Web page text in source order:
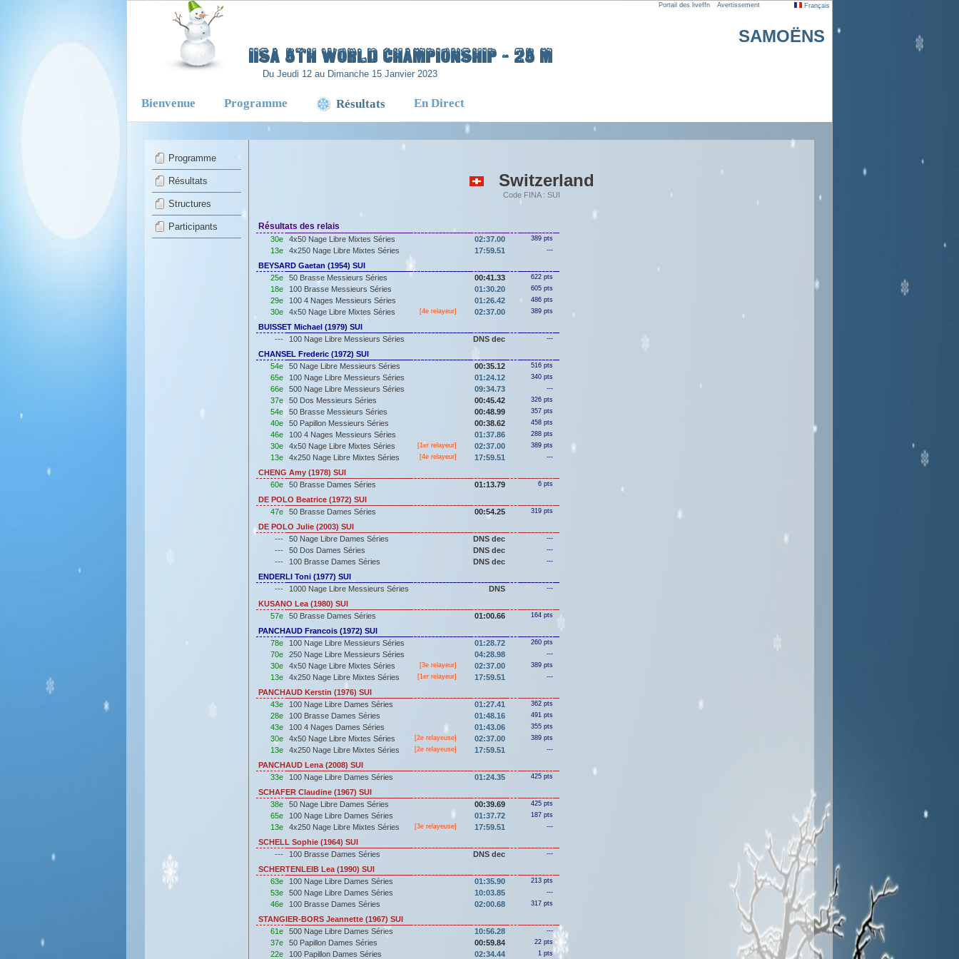
Portail des liveffn Avertissement Français
SAMOËNS
IISA 5TH WORLD CHAMPIONSHIP - 25 m
Du Jeudi 12 au Dimanche 15 Janvier 2023
Bienvenue Programme Résultats En Direct
Programme
Résultats
Structures
Participants
Switzerland
Code FINA : SUI
Résultats des relais
30e 4x50 Nage Libre Mixtes Séries 02:37.00 389 pts
13e 4x250 Nage Libre Mixtes Séries 17:59.51 ---
BEYSARD Gaetan (1954) SUI
25e
50 Brasse Messieurs Séries 00:41.33 622 pts
18e 100 Brasse Messieurs Séries 01:30.20 605 pts
29e 100 4 Nages Messieurs Séries 01:26.42 486 pts
30e 4x50 Nage Libre Mixtes Séries [4e relayeur] 02:37.00 389 pts
BUISSET Michael (1979) SUI
---
100 Nage Libre Messieurs Séries DNS dec ---
CHANSEL Frederic (1972) SUI
54e
50 Nage Libre Messieurs Séries 00:35.12 516 pts
65e 100 Nage Libre Messieurs Séries 01:24.12 340 pts
66e 500 Nage Libre Messieurs Séries 09:34.73 ---
37e 50 Dos Messieurs Séries 00:45.42 326 pts
54e 50 Brasse Messieurs Séries 00:48.99 357 pts
40e 50 Papillon Messieurs Séries 00:38.62 458 pts
46e 100 4 Nages Messieurs Séries 01:37.86 288 pts
30e 4x50 Nage Libre Mixtes Séries [1er relayeur] 02:37.00 389 pts
13e 4x250 Nage Libre Mixtes Séries [4e relayeur] 17:59.51 ---
CHENG Amy (1978) SUI
60e
50 Brasse Dames Séries 01:13.79 6 pts
DE POLO Beatrice (1972) SUI
47e
50 Brasse Dames Séries 00:54.25 319 pts
DE POLO Julie (2003) SUI
---
50 Nage Libre Dames Séries DNS dec ---
--- 50 Dos Dames Séries DNS dec ---
--- 100 Brasse Dames Séries DNS dec ---
ENDERLI Toni (1977) SUI
---
1000 Nage Libre Messieurs Séries DNS ---
KUSANO Lea (1980) SUI
57e
50 Brasse Dames Séries 01:00.66 164 pts
PANCHAUD Francois (1972) SUI
78e
100 Nage Libre Messieurs Séries 01:28.72 260 pts
70e 250 Nage Libre Messieurs Séries 04:28.98 ---
30e 4x50 Nage Libre Mixtes Séries [3e relayeur] 02:37.00 389 pts
13e 4x250 Nage Libre Mixtes Séries [1er relayeur] 17:59.51 ---
PANCHAUD Kerstin (1976) SUI
43e
100 Nage Libre Dames Séries 01:27.41 362 pts
28e 100 Brasse Dames Séries 01:48.16 491 pts
43e 100 4 Nages Dames Séries 01:43.06 355 pts
30e 4x50 Nage Libre Mixtes Séries [2e relayeuse] 02:37.00 389 pts
13e 4x250 Nage Libre Mixtes Séries [2e relayeuse] 17:59.51 ---
PANCHAUD Lena (2008) SUI
33e
100 Nage Libre Dames Séries 01:24.35 425 pts
SCHAFER Claudine (1967) SUI
38e
50 Nage Libre Dames Séries 00:39.69 425 pts
65e 100 Nage Libre Dames Séries 01:37.72 187 pts
13e 4x250 Nage Libre Mixtes Séries [3e relayeuse] 17:59.51 ---
SCHELL Sophie (1964) SUI
---
100 Brasse Dames Séries DNS dec ---
SCHERTENLEIB Lea (1990) SUI
63e
100 Nage Libre Dames Séries 01:35.90 213 pts
53e 500 Nage Libre Dames Séries 10:03.85 ---
46e 100 Brasse Dames Séries 02:00.68 317 pts
STANGIER-BORS Jeannette (1967) SUI
61e
500 Nage Libre Dames Séries 10:56.28 ---
37e 50 Papillon Dames Séries 00:59.84 22 pts
22e 100 Papillon Dames Séries 02:34.44 1 pts